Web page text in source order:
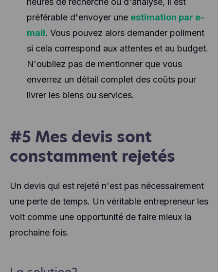
préférable d'envoyer une estimation par e-
mail. Vous pouvez alors demander poliment
si cela correspond aux attentes et au budget.
N'oubliez pas de mentionner que vous
enverrez un détail complet des coûts pour
livrer les biens ou services.
#5 Mes devis sont
constamment rejetés
Un devis qui est rejeté n'est pas nécessairement
une perte de temps. Un véritable entrepreneur les
voit comme une opportunité de faire mieux la
prochaine fois.